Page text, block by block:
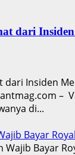
dari
dari Insiden
–
di...
Bayar